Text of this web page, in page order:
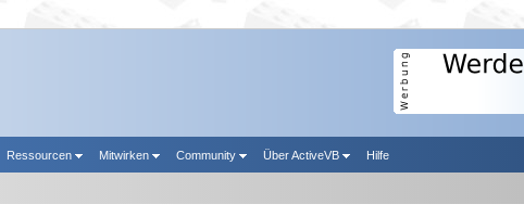
Ressourcen Mitwirken Community Über ActiveVB Hilfe